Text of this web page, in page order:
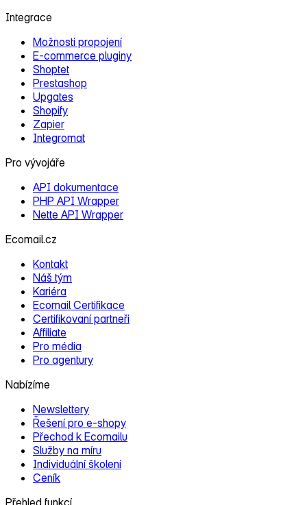
Integrace
Možnosti propojení
E‑commerce pluginy
Shoptet
Prestashop
Upgates
Shopify
Zapier
Integromat
Pro vývojáře
API dokumentace
PHP API Wrapper
Nette API Wrapper
Ecomail.cz
Kontakt
Náš tým
Kariéra
Ecomail Certifikace
Certifikovaní partneři
Affiliate
Pro média
Pro agentury
Nabízíme
Newslettery
Řešení pro e‑shopy
Přechod k Ecomailu
Služby na míru
Individuální školení
Ceník
Přehled funkcí